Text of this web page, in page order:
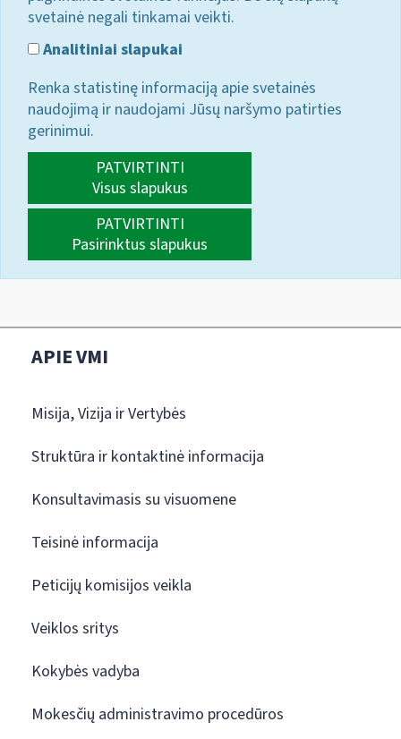
svetainė negali tinkamai veikti.
Analitiniai slapukai
Renka statistinę informaciją apie svetainės
naudojimą ir naudojami Jūsų naršymo patirties
gerinimui.
PATVIRTINTI
Visus slapukus
PATVIRTINTI
Pasirinktus slapukus
APIE VMI
Misija, Vizija ir Vertybės
Struktūra ir kontaktinė informacija
Konsultavimasis su visuomene
Teisinė informacija
Peticijų komisijos veikla
Veiklos sritys
Kokybės vadyba
Mokesčių administravimo procedūros